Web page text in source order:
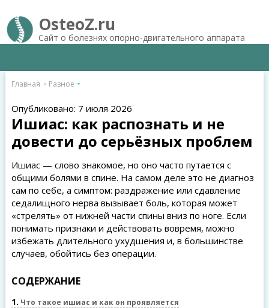
OsteoZ.ru
Сайт о болезнях опорно-двигательного аппарата
Главная Разное
Опубликовано: 7 июля 2026
Ишиас: как распознать и не
довести до серьёзных проблем
Ишиас — слово знакомое, но оно часто путается с
общими болями в спине. На самом деле это не диагноз
сам по себе, а симптом: раздражение или сдавление
седалищного нерва вызывает боль, которая может
«стрелять» от нижней части спины вниз по ноге. Если
понимать признаки и действовать вовремя, можно
избежать длительного ухудшения и, в большинстве
случаев, обойтись без операции.
СОДЕРЖАНИЕ
1 Что такое ишиас и как он проявляется